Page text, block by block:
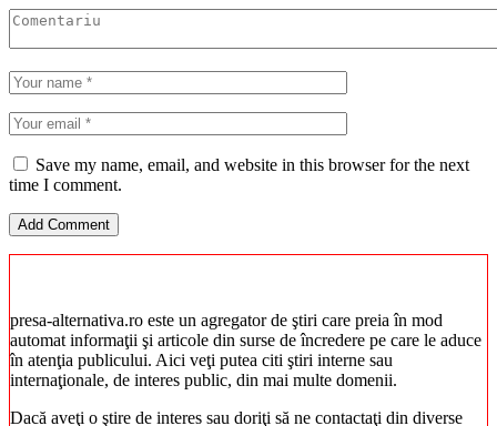
Save my name, email, and website in this browser for the next
time I comment.
presa-alternativa.ro este un agregator de ştiri care preia în mod
automat informaţii şi articole din surse de încredere pe care le aduce
în atenţia publicului. Aici veţi putea citi ştiri interne sau
internaţionale, de interes public, din mai multe domenii.
Dacă aveţi o ştire de interes sau doriţi să ne contactaţi din diverse